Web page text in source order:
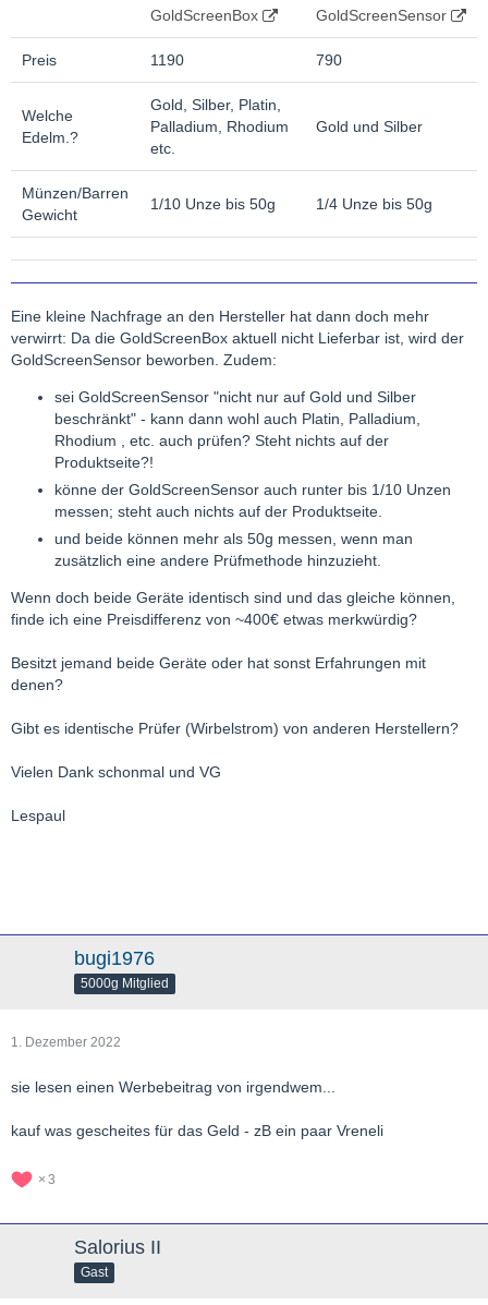
GoldScreenBox
GoldScreenSensor
Preis 1190 790
Welche
Edelm.?
Gold, Silber, Platin,
Palladium, Rhodium
etc.
Gold und Silber
Münzen/Barren
Gewicht
1/10 Unze bis 50g 1/4 Unze bis 50g
Eine kleine Nachfrage an den Hersteller hat dann doch mehr
verwirrt: Da die GoldScreenBox aktuell nicht Lieferbar ist, wird der
GoldScreenSensor beworben. Zudem:
sei GoldScreenSensor "nicht nur auf Gold und Silber
beschränkt" - kann dann wohl auch Platin, Palladium,
Rhodium , etc. auch prüfen? Steht nichts auf der
Produktseite?!
könne der GoldScreenSensor auch runter bis 1/10 Unzen
messen; steht auch nichts auf der Produktseite.
und beide können mehr als 50g messen, wenn man
zusätzlich eine andere Prüfmethode hinzuzieht.
Wenn doch beide Geräte identisch sind und das gleiche können,
finde ich eine Preisdifferenz von ~400€ etwas merkwürdig?
Besitzt jemand beide Geräte oder hat sonst Erfahrungen mit
denen?
Gibt es identische Prüfer (Wirbelstrom) von anderen Herstellern?
Vielen Dank schonmal und VG
Lespaul
bugi1976
5000g Mitglied
1. Dezember 2022
sie lesen einen Werbebeitrag von irgendwem...
kauf was gescheites für das Geld - zB ein paar Vreneli
3
Salorius II
Gast